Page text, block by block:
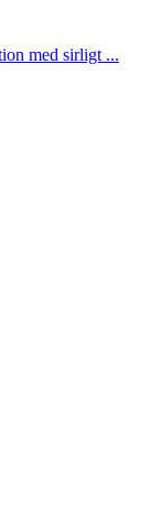
med sirligt ...